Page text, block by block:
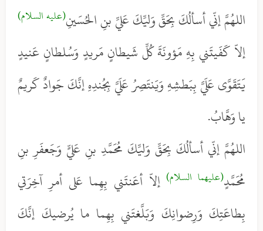
اللهُمَّ إنّي أسألُكَ بِحَقِّ وَليِّكَ عَليِّ بنِ الحُسَينِ(عليه السلام)
إلاّ كَفَيتَني بِهِ مَؤونَةَ كُلِّ شَيطانٍ مَريدٍ وَسُلطانٍ عَنيدٍ
يَتَقَوَّى عَلَيَّ بِبَطشِهِ وَيَنتَصِرُ عَلَيَّ بِجُندِهِ إنَّكَ جَوادٌ كَريمٌ
يا وَهَّابُ.
اللهُمَّ إنّي أسألُكَ بِحَقِّ وَليِّكَ مُحَمَّدِ بنِ عَليٍّ وَجَعفَرِ بنِ
مُحَمَّدٍ(عليهما السلام) إلاّ أعَنتَني بِهِما عَلى أمرِ آخِرَتي
بِطاعَتِكَ وَرِضوانِكَ وَبَلَّغتَني بِهِما ما يُرضيكَ إنَّكَ